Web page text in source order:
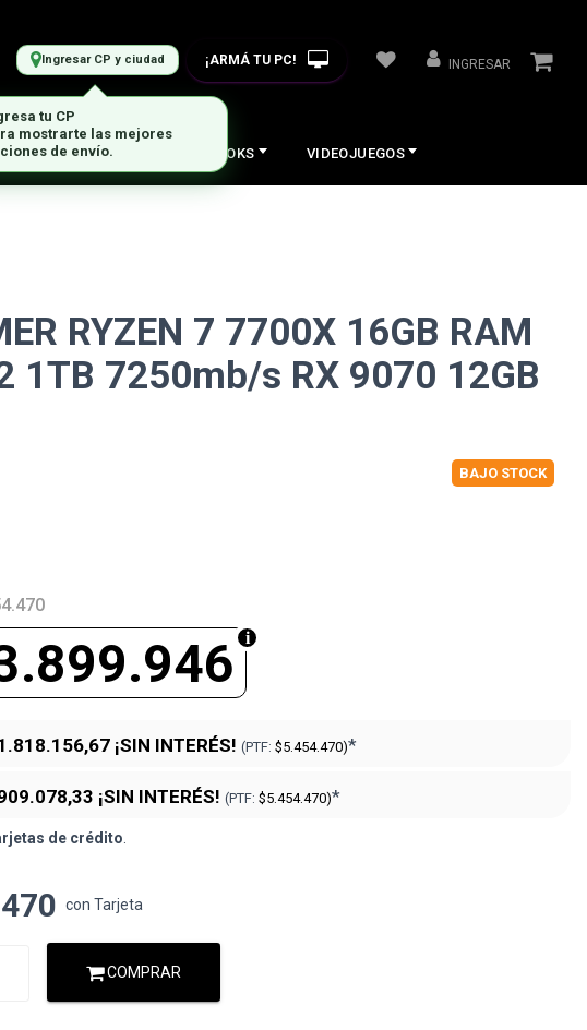
Ingresar CP y ciudad ¡ARMÁ TU PC! INGRESAR
PERIFERICOS NOTEBOOKS VIDEOJUEGOS
RYZEN 7 7700X 16GB RAM
1TB 7250mb/s RX 9070 12GB
BAJO STOCK
¡SIN INTERÉS! (PTF: $5.454.470)*
¡SIN INTERÉS! (PTF: $5.454.470)*
de crédito
con Tarjeta
COMPRAR